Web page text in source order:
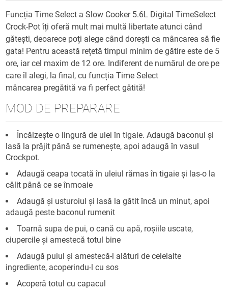
Funcția Time Select a Slow Cooker 5.6L Digital TimeSelect
Crock-Pot îți oferă mult mai multă libertate atunci când
gătești, deoarece poți alege când dorești ca mâncarea să fie
gata! Pentru această rețetă timpul minim de gătire este de 5
ore, iar cel maxim de 12 ore. Indiferent de numărul de ore pe
care îl alegi, la final, cu funcția Time Select
mâncarea pregătită va fi perfect gătită!
MOD DE PREPARARE
Încălzește o lingură de ulei în tigaie. Adaugă baconul și
lasă la prăjit până se rumenește, apoi adaugă în vasul
Crockpot.
Adaugă ceapa tocată în uleiul rămas în tigaie și las-o la
călit până ce se înmoaie
Adaugă și usturoiul și lasă la gătit încă un minut, apoi
adaugă peste baconul rumenit
Toarnă supa de pui, o cană cu apă, roșiile uscate,
ciupercile și amestecă totul bine
Adaugă puiul și amestecă-l alături de celelalte
ingrediente, acoperindu-l cu sos
Acoperă totul cu capacul